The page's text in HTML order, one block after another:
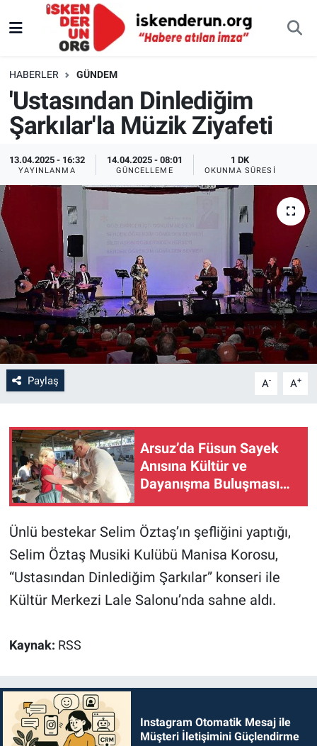
HABERLER GÜNDEM
'Ustasından Dinlediğim
Şarkılar'la Müzik Ziyafeti
13.04.2025 - 16:32
YAYINLANMA
14.04.2025 - 08:01
GÜNCELLEME
1 DK
OKUNMA SÜRESI
Paylaş A- A+
Arsuz’da Füsun Sayek
Anısına Kültür ve
Dayanışma Buluşması…
Ünlü bestekar Selim Öztaş’ın şefliğini yaptığı,
Selim Öztaş Musiki Kulübü Manisa Korosu,
“Ustasından Dinlediğim Şarkılar” konseri ile
Kültür Merkezi Lale Salonu’nda sahne aldı.
Kaynak: RSS
Instagram Otomatik Mesaj ile
Müşteri İletişimini Güçlendirme